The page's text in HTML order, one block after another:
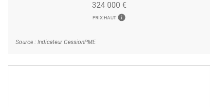
324 000 €
PRIX HAUT info
Source : Indicateur CessionPME